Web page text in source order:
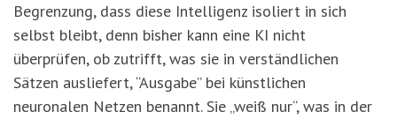
Begrenzung, dass diese Intelligenz isoliert in sich
selbst bleibt, denn bisher kann eine KI nicht
überprüfen, ob zutrifft, was sie in verständlichen
Sätzen ausliefert, “Ausgabe” bei künstlichen
neuronalen Netzen benannt. Sie „weiß nur“, was in der